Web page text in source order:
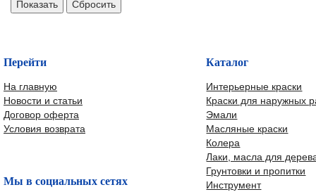
Перейти
На главную
Новости и статьи
Договор оферта
Условия возврата
Мы в социальных сетях
Каталог
Интерьерные краски
Краски для наружных
Эмали
Масляные краски
Колера
Лаки, масла для
Грунтовки и пропитки
Инструмент